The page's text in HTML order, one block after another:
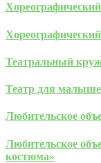
Театральный
Театр для
Любительское
Любительское
костюма»